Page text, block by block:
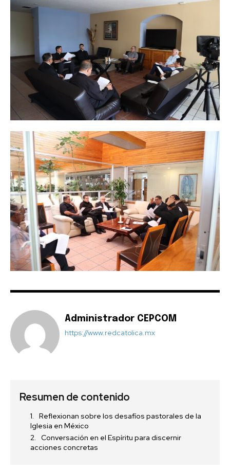
Administrador CEPCOM
https://www.redcatolica.mx
Resumen de contenido
Reflexionan sobre los desafíos pastorales de la
Iglesia en México
Conversación en el Espíritu para discernir
acciones concretas